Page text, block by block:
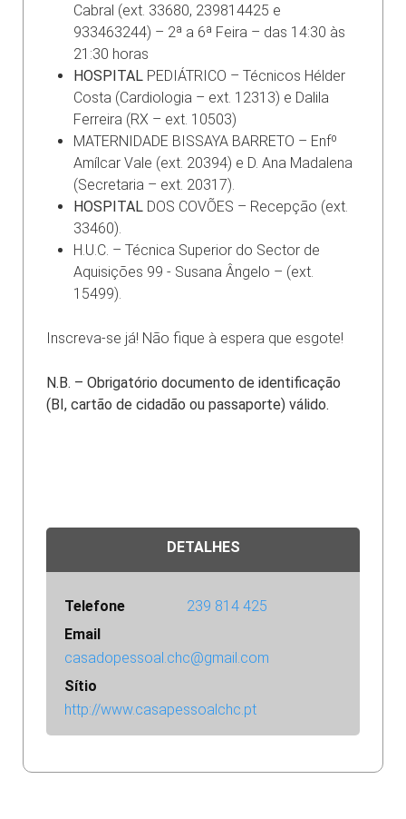
Cabral (ext. 33680, 239814425 e
933463244) – 2ª a 6ª Feira – das 14:30 às
21:30 horas
HOSPITAL PEDIÁTRICO – Técnicos Hélder
Costa (Cardiologia – ext. 12313) e Dalila
Ferreira (RX – ext. 10503)
MATERNIDADE BISSAYA BARRETO – Enfº
Amílcar Vale (ext. 20394) e D. Ana Madalena
(Secretaria – ext. 20317).
HOSPITAL DOS COVÕES – Recepção (ext.
33460).
H.U.C. – Técnica Superior do Sector de
Aquisições 99 - Susana Ângelo – (ext.
15499).
Inscreva-se já! Não fique à espera que esgote!
N.B. – Obrigatório documento de identificação
(BI, cartão de cidadão ou passaporte) válido.
DETALHES
Telefone
239 814 425
Email
casadopessoal.chc@gmail.com
Sítio
http://www.casapessoalchc.pt